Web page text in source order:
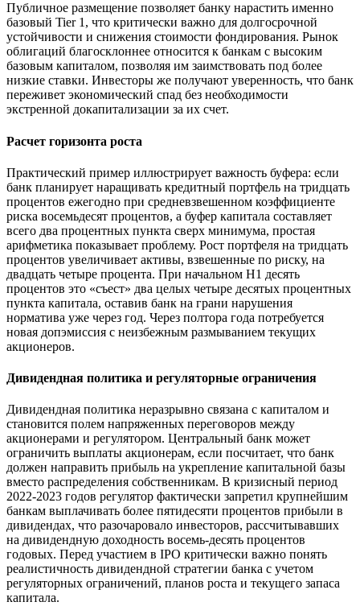
Публичное размещение позволяет банку нарастить именно
базовый Tier 1, что критически важно для долгосрочной
устойчивости и снижения стоимости фондирования. Рынок
облигаций благосклоннее относится к банкам с высоким
базовым капиталом, позволяя им заимствовать под более
низкие ставки. Инвесторы же получают уверенность, что банк
переживет экономический спад без необходимости
экстренной докапитализации за их счет.
Расчет горизонта роста
Практический пример иллюстрирует важность буфера: если
банк планирует наращивать кредитный портфель на тридцать
процентов ежегодно при средневзвешенном коэффициенте
риска восемьдесят процентов, а буфер капитала составляет
всего два процентных пункта сверх минимума, простая
арифметика показывает проблему. Рост портфеля на тридцать
процентов увеличивает активы, взвешенные по риску, на
двадцать четыре процента. При начальном Н1 десять
процентов это «съест» два целых четыре десятых процентных
пункта капитала, оставив банк на грани нарушения
норматива уже через год. Через полтора года потребуется
новая допэмиссия с неизбежным размыванием текущих
акционеров.
Дивидендная политика и регуляторные ограничения
Дивидендная политика неразрывно связана с капиталом и
становится полем напряженных переговоров между
акционерами и регулятором. Центральный банк может
ограничить выплаты акционерам, если посчитает, что банк
должен направить прибыль на укрепление капитальной базы
вместо распределения собственникам. В кризисный период
2022-2023 годов регулятор фактически запретил крупнейшим
банкам выплачивать более пятидесяти процентов прибыли в
дивидендах, что разочаровало инвесторов, рассчитывавших
на дивидендную доходность восемь-десять процентов
годовых. Перед участием в IPO критически важно понять
реалистичность дивидендной стратегии банка с учетом
регуляторных ограничений, планов роста и текущего запаса
капитала.